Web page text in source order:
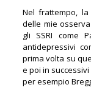
Nel frattempo, la
delle mie
gli SSRI come
antidepressivi
prima volta su
e poi in
per esempio